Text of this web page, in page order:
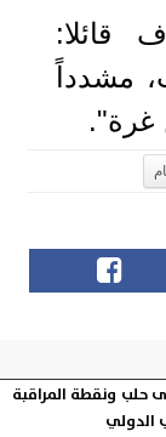
قائلا:
مشدداً
غرة".
حلب ونقطة المراقبة
الدولي